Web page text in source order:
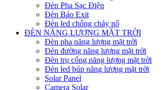
Đèn Pha Sạc Điện
Đèn Báo Exit
Đèn led chống cháy nổ
ĐÈN NĂNG LƯỢNG MẶT TRỜI
Đèn pha năng lượng mặt trời
Đèn đường năng lượng mặt trời
Đèn trụ cổng năng lượng mặt trời
Đèn led búp năng lượng mặt trời
Solar Panel
Camera Solar